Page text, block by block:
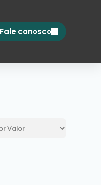
Fale conosco